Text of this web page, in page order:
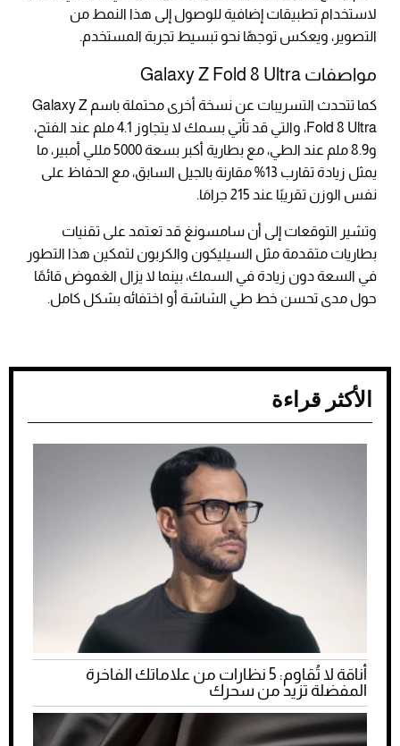
لاستخدام تطبيقات إضافية للوصول إلى هذا النمط من
التصوير، ويعكس توجهًا نحو تبسيط تجربة المستخدم.
مواصفات Galaxy Z Fold 8 Ultra
كما تتحدث التسريبات عن نسخة أخرى محتملة باسم Galaxy Z
Fold 8 Ultra، والتي قد تأتي بسمك لا يتجاوز 4.1 ملم عند الفتح،
و8.9 ملم عند الطي، مع بطارية أكبر بسعة 5000 مللي أمبير، ما
يمثل زيادة تقارب 13% مقارنة بالجيل السابق، مع الحفاظ على
نفس الوزن تقريبًا عند 215 جرامَا.
وتشير التوقعات إلى أن سامسونغ قد تعتمد على تقنيات
بطاريات متقدمة مثل السيليكون والكربون لتمكين هذا التطور
في السعة دون زيادة في السمك، بينما لا يزال الغموض قائمًا
حول مدى تحسن خط طي الشاشة أو اختفائه بشكل كامل.
الأكثر قراءة
أناقة لا تُقاوم: 5 نظارات من علاماتك الفاخرة
المفضلة تزيد من سحرك